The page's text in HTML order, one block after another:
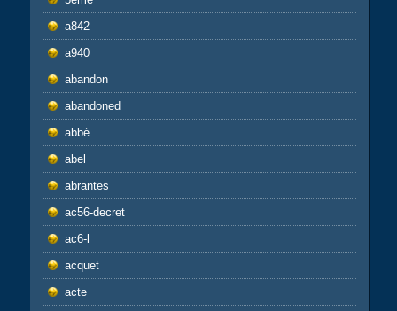
a842
a940
abandon
abandoned
abbé
abel
abrantes
ac56-decret
ac6-l
acquet
acte